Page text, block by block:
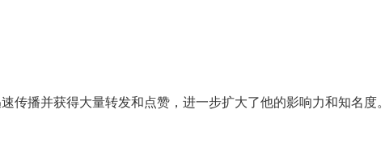
传播并获得大量转发和点赞，进一步扩大了他的影响力和知名度。